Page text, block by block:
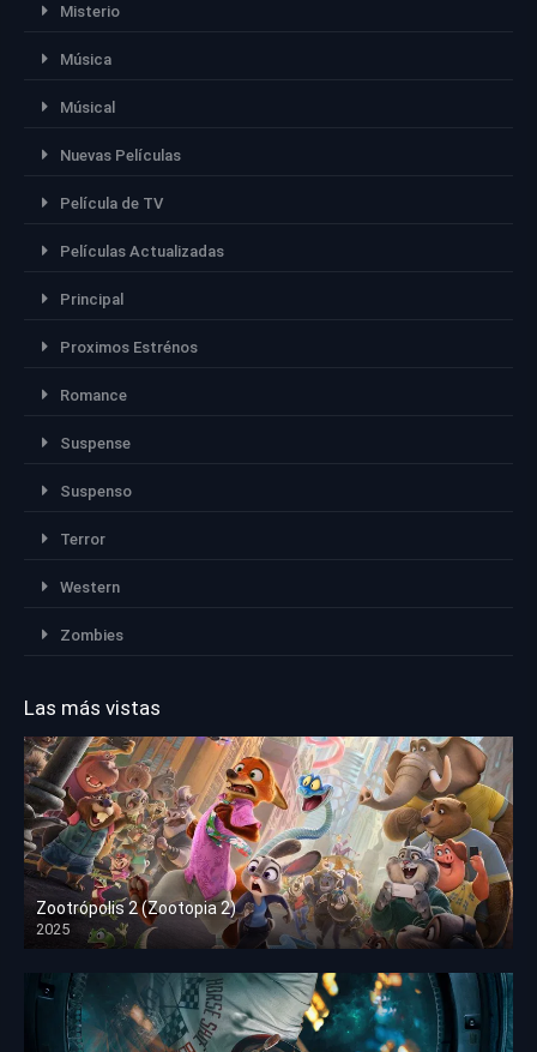
Misterio
Música
Músical
Nuevas Películas
Película de TV
Películas Actualizadas
Principal
Proximos Estrénos
Romance
Suspense
Suspenso
Terror
Western
Zombies
Las más vistas
Zootrópolis 2 (Zootopia 2)
2025
HD 1080p